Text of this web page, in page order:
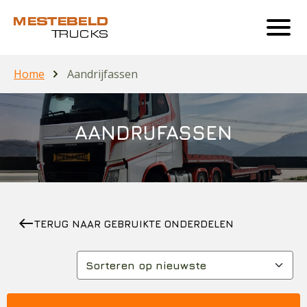
Home Aandrijfassen
AANDRIJFASSEN
westTERUG NAAR GEBRUIKTE ONDERDELEN